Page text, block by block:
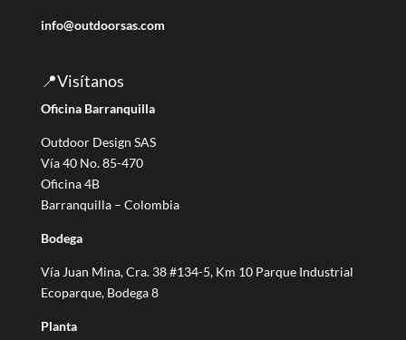
n
t
e
g
o
r
a
info@outdoorsas.com
📍Visítanos
Oficina Barranquilla
Outdoor Design SAS
Vía 40 No. 85-470
Oficina 4B
Barranquilla – Colombia
Bodega
Vía Juan Mina, Cra. 38 #134-5, Km 10 Parque Industrial
Ecoparque, Bodega 8
Planta